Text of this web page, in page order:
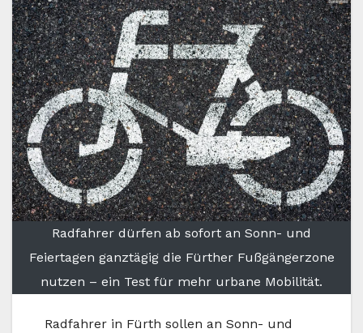
Radfahrer dürfen ab sofort an Sonn- und
Feiertagen ganztägig die Fürther Fußgängerzone
nutzen – ein Test für mehr urbane Mobilität.
Radfahrer in Fürth sollen an Sonn- und